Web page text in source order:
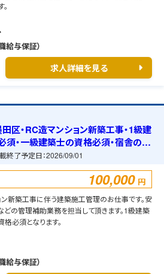
給与保証）
求人詳細を見る
区・RC造マンション新築工事・1級建
・一級建築士の資格必須・宿舎の準
終了予定日：2026/09/01
100,000 円
新築工事に伴う建築施工管理のお仕事です。安
の管理補助業務を担当して頂きます。1級建築
必須となります。
給与保証）